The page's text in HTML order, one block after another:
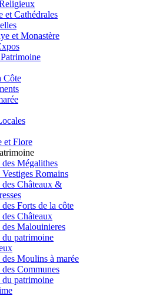
et Cathédrales
et Monastère
Côte
et Flore
des Mégalithes
Vestiges Romains
des Châteaux &
des Forts de la côte
des Châteaux
des Malouinieres
du patrimoine
des Moulins à marée
des Communes
du patrimoine